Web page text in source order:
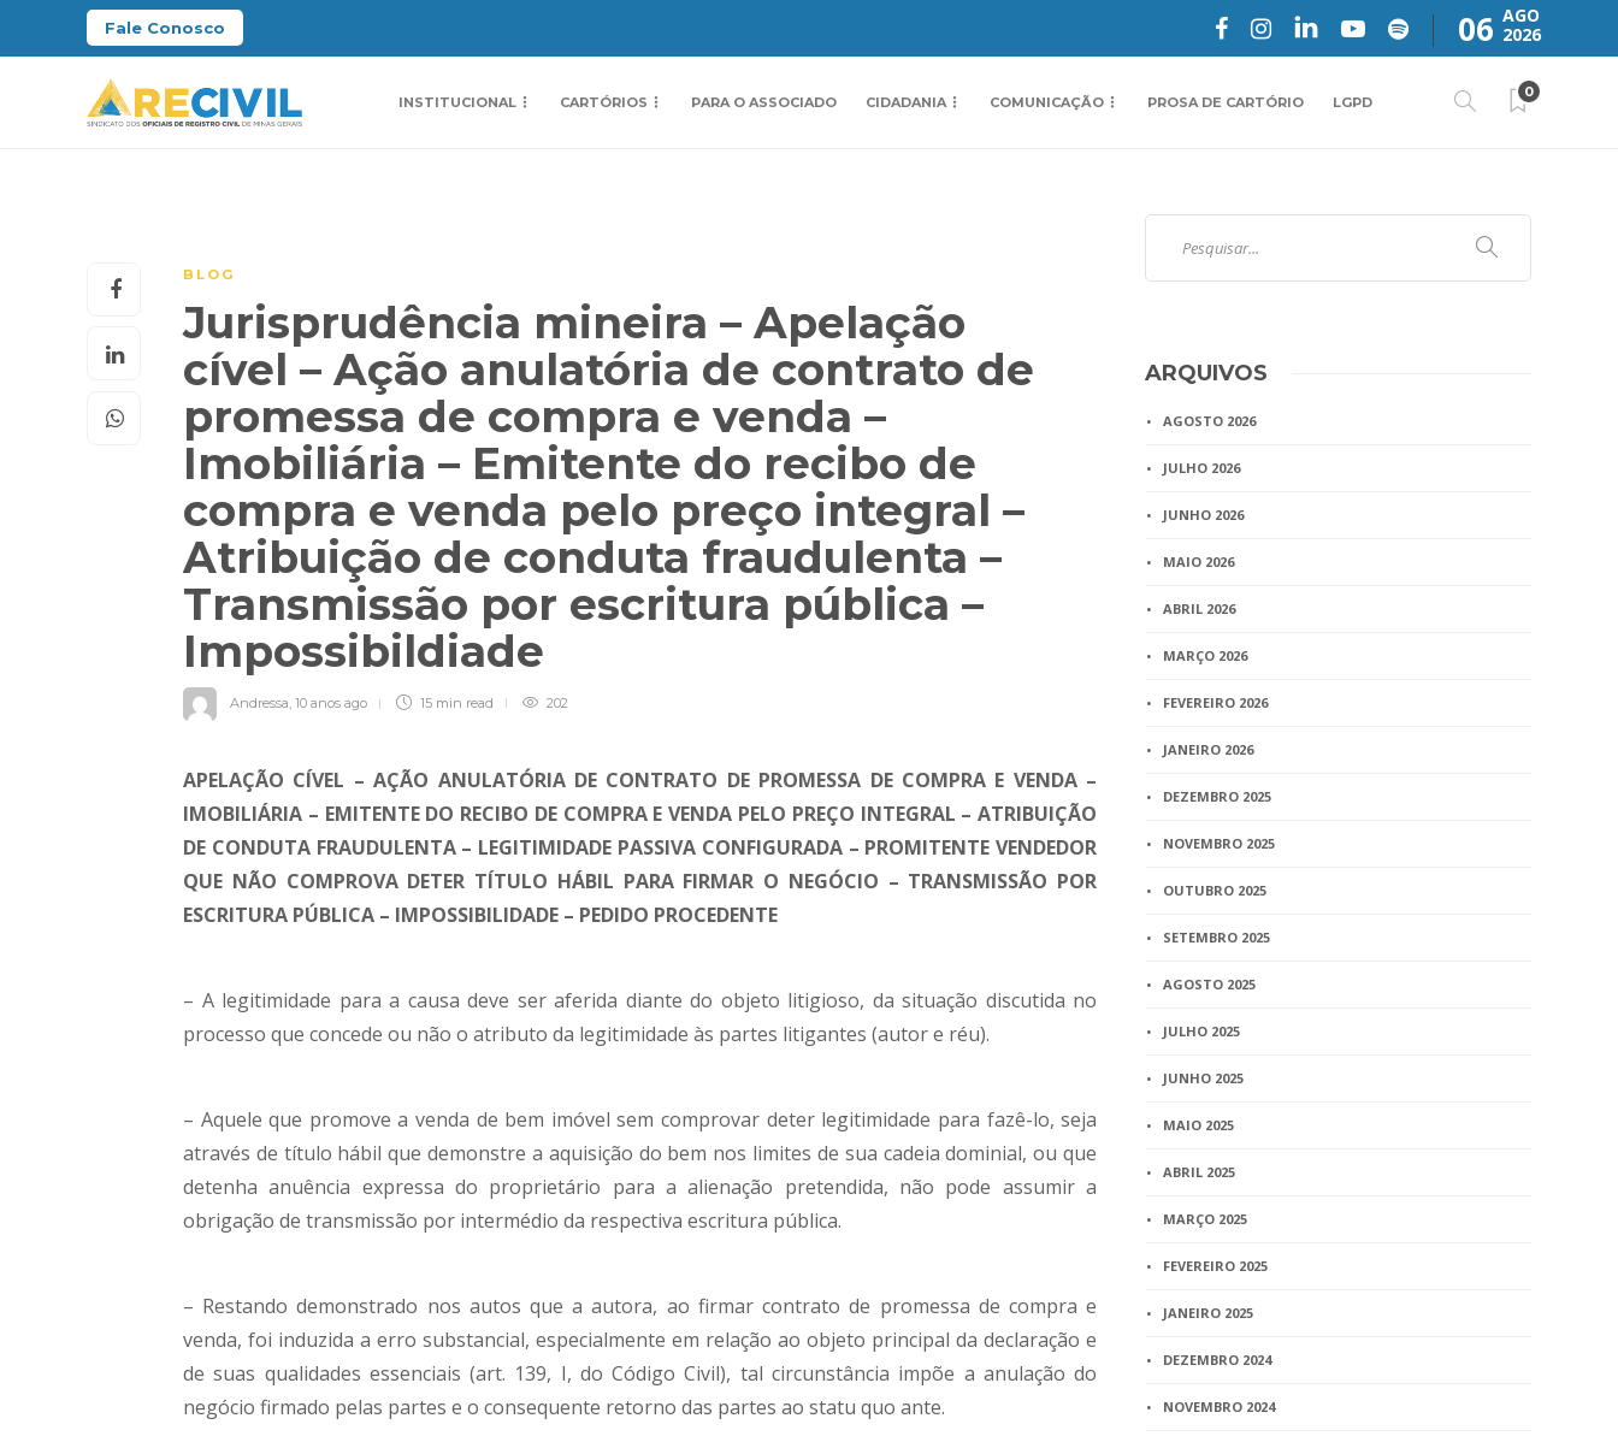
Fale Conosco 06 AGO
2026
INSTITUCIONAL CARTÓRIOS PARA O ASSOCIADO CIDADANIA COMUNICAÇÃO PROSA DE CARTÓRIO LGPD
0
BLOG
Jurisprudência mineira – Apelação
cível – Ação anulatória de contrato de
promessa de compra e venda –
Imobiliária – Emitente do recibo de
compra e venda pelo preço integral –
Atribuição de conduta fraudulenta –
Transmissão por escritura pública –
Impossibildiade
Andressa, 10 anos ago 15 min read 202
APELAÇÃO CÍVEL – AÇÃO ANULATÓRIA DE CONTRATO DE PROMESSA DE COMPRA E VENDA –
IMOBILIÁRIA – EMITENTE DO RECIBO DE COMPRA E VENDA PELO PREÇO INTEGRAL – ATRIBUIÇÃO
DE CONDUTA FRAUDULENTA – LEGITIMIDADE PASSIVA CONFIGURADA – PROMITENTE VENDEDOR
QUE NÃO COMPROVA DETER TÍTULO HÁBIL PARA FIRMAR O NEGÓCIO – TRANSMISSÃO POR
ESCRITURA PÚBLICA – IMPOSSIBILIDADE – PEDIDO PROCEDENTE
– A legitimidade para a causa deve ser aferida diante do objeto litigioso, da situação discutida no
processo que concede ou não o atributo da legitimidade às partes litigantes (autor e réu).
– Aquele que promove a venda de bem imóvel sem comprovar deter legitimidade para fazê-lo, seja
através de título hábil que demonstre a aquisição do bem nos limites de sua cadeia dominial, ou que
detenha anuência expressa do proprietário para a alienação pretendida, não pode assumir a
obrigação de transmissão por intermédio da respectiva escritura pública.
– Restando demonstrado nos autos que a autora, ao firmar contrato de promessa de compra e
venda, foi induzida a erro substancial, especialmente em relação ao objeto principal da declaração e
de suas qualidades essenciais (art. 139, I, do Código Civil), tal circunstância impõe a anulação do
negócio firmado pelas partes e o consequente retorno das partes ao statu quo ante.
ARQUIVOS
AGOSTO 2026
JULHO 2026
JUNHO 2026
MAIO 2026
ABRIL 2026
MARÇO 2026
FEVEREIRO 2026
JANEIRO 2026
DEZEMBRO 2025
NOVEMBRO 2025
OUTUBRO 2025
SETEMBRO 2025
AGOSTO 2025
JULHO 2025
JUNHO 2025
MAIO 2025
ABRIL 2025
MARÇO 2025
FEVEREIRO 2025
JANEIRO 2025
DEZEMBRO 2024
NOVEMBRO 2024